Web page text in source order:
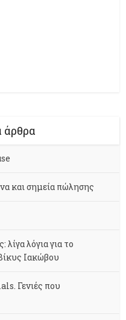
και σημεία πώλησης
λίγα λόγια για το
Ιακώβου
Γενιές που